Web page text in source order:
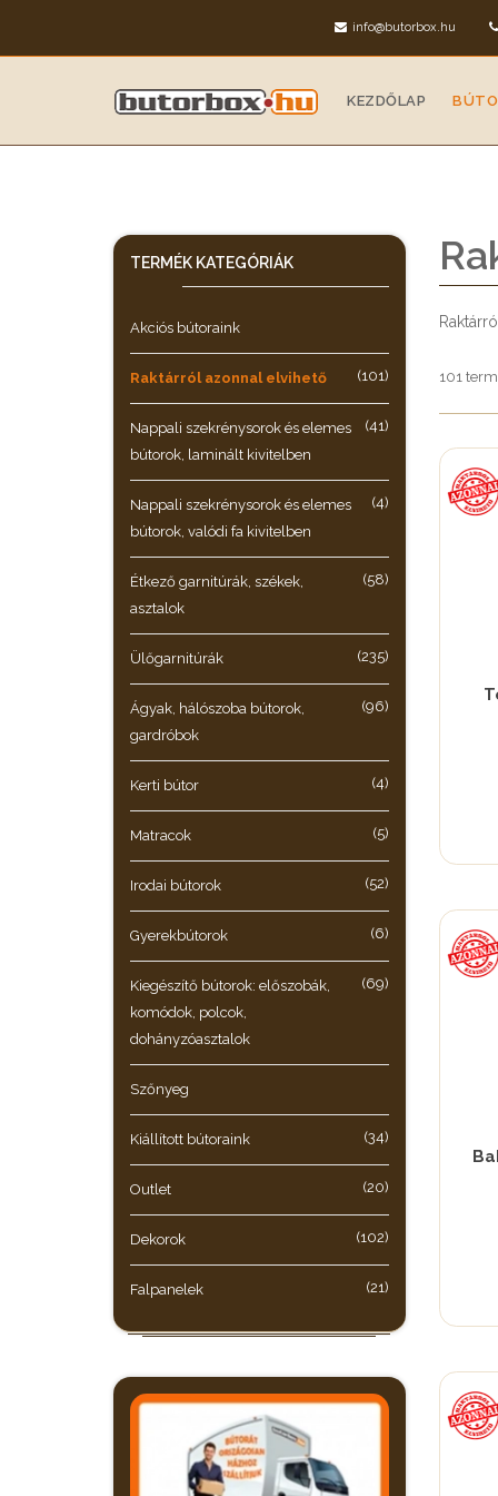
info@butorbox.hu
KEZDŐLAP
101
TERMÉK KATEGÓRIÁK
Akciós bútoraink
Raktárról azonnal elvihető (101)
Nappali szekrénysorok és elemes
bútorok, laminált kivitelben
(41)
Nappali szekrénysorok és elemes
bútorok, valódi fa kivitelben
(4)
Étkező garnitúrák, székek,
asztalok
(58)
Ülőgarnitúrák (235)
Ágyak, hálószoba bútorok,
gardróbok
(96)
Kerti bútor (4)
Matracok (5)
Irodai bútorok (52)
Gyerekbútorok (6)
Kiegészítő bútorok: előszobák,
komódok, polcok,
dohányzóasztalok
(69)
Szőnyeg
Kiállított bútoraink (34)
Outlet (20)
Dekorok (102)
Falpanelek (21)